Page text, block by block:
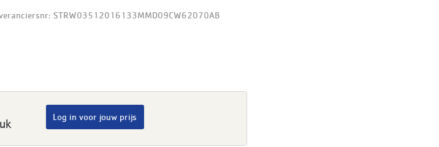
STRW03512016133MMD09CW62070AB
Log in voor jouw prijs